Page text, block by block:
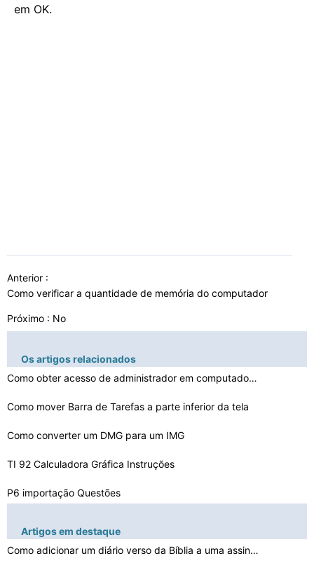
em OK.
Anterior :
Como verificar a quantidade de memória do computador
Próximo : No
Os artigos relacionados
Como obter acesso de administrador em computadores Comp…
Como mover Barra de Tarefas a parte inferior da tela
Como converter um DMG para um IMG
TI 92 Calculadora Gráfica Instruções
P6 importação Questões
Como fazer Fontes Olha manuscritas
Artigos em destaque
Como adicionar um diário verso da Bíblia a uma assina…